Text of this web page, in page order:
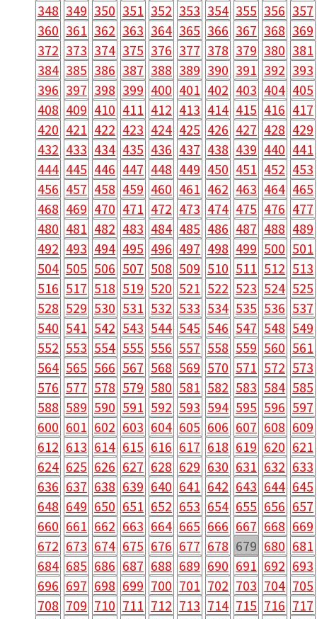
348 349 350 351 352 353 354 355 356 357
360 361 362 363 364 365 366 367 368 369
372 373 374 375 376 377 378 379 380 381
384 385 386 387 388 389 390 391 392 393
396 397 398 399 400 401 402 403 404 405
408 409 410 411 412 413 414 415 416 417
420 421 422 423 424 425 426 427 428 429
432 433 434 435 436 437 438 439 440 441
444 445 446 447 448 449 450 451 452 453
456 457 458 459 460 461 462 463 464 465
468 469 470 471 472 473 474 475 476 477
480 481 482 483 484 485 486 487 488 489
492 493 494 495 496 497 498 499 500 501
504 505 506 507 508 509 510 511 512 513
516 517 518 519 520 521 522 523 524 525
528 529 530 531 532 533 534 535 536 537
540 541 542 543 544 545 546 547 548 549
552 553 554 555 556 557 558 559 560 561
564 565 566 567 568 569 570 571 572 573
576 577 578 579 580 581 582 583 584 585
588 589 590 591 592 593 594 595 596 597
600 601 602 603 604 605 606 607 608 609
612 613 614 615 616 617 618 619 620 621
624 625 626 627 628 629 630 631 632 633
636 637 638 639 640 641 642 643 644 645
648 649 650 651 652 653 654 655 656 657
660 661 662 663 664 665 666 667 668 669
672 673 674 675 676 677 678 679 680 681
684 685 686 687 688 689 690 691 692 693
696 697 698 699 700 701 702 703 704 705
708 709 710 711 712 713 714 715 716 717